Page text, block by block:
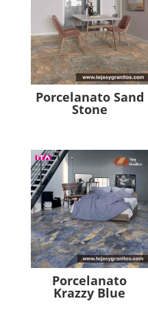
Porcelanato Sand
Stone
Porcelanato
Krazzy Blue